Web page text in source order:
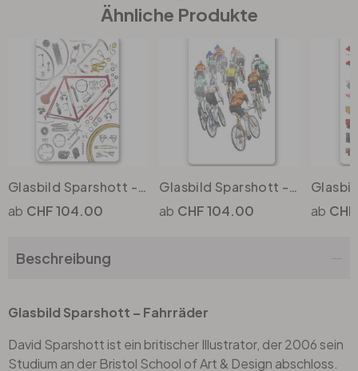
Büro
Eingangsbereich
Ähnliche Produkte
Glasbild Sparshott - Aufbau eines Fahrrads
CHF 104.00
Glasbild Sparshott - Peloton
CHF 104.00
Beschreibung
Glasbild Sparshott – Fahrräder
David Sparshott ist ein britischer Illustrator, der 2006 sein
Studium an der Bristol School of Art & Design abschloss.